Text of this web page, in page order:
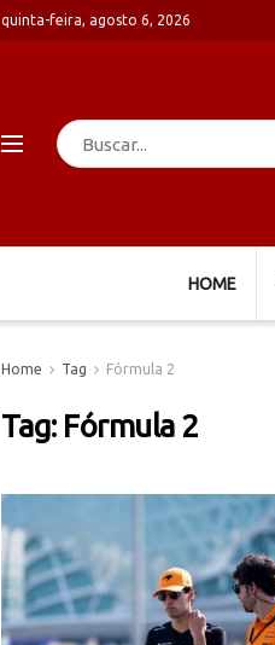
quinta-feira, agosto 6, 2026
HOME
Home Tag Fórmula 2
Tag: Fórmula 2